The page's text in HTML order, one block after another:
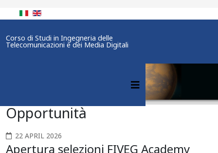
Corso di Studi in Ingegneria delle
Telecomunicazioni e dei Media Digitali
Opportunità
22 APRIL 2026
Apertura selezioni FIVEG Academy